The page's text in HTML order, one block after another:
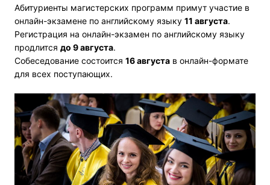
Абитуриенты магистерских программ примут участие в
онлайн-экзамене по английскому языку 11 августа.
Регистрация на онлайн-экзамен по английскому языку
продлится до 9 августа.
Собеседование состоится 16 августа в онлайн-формате
для всех поступающих.